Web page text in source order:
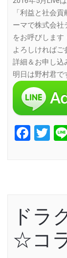
「利益と社会
ーマで株式会
をお呼びします
よろしければご
詳細＆お申し込
明日は野村君で
ドラ
☆コ